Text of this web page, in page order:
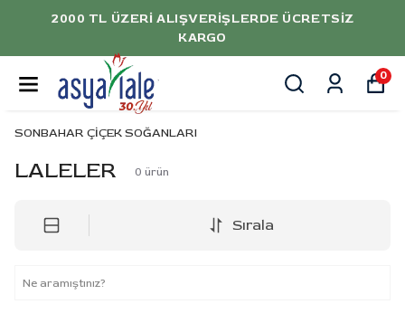
ALIŞVERIŞLERDE ÜCRETSIZ
5000 TL
0
SONBAHAR ÇİÇEK SOĞANLARI
LALELER 0 ürün
Sırala